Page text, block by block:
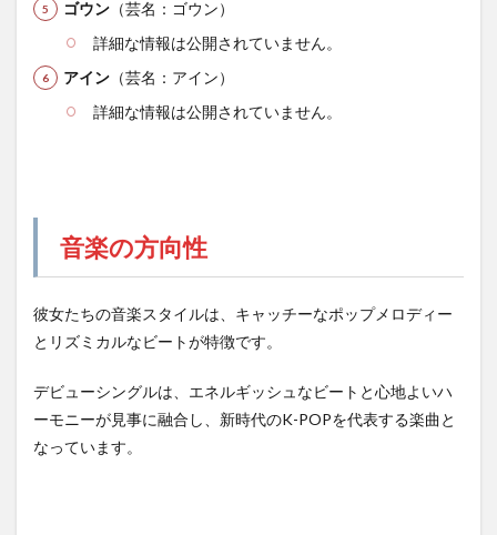
ゴウン （芸名：ゴウン）
詳細な情報は公開されていません。
アイン （芸名：アイン）
詳細な情報は公開されていません。
音楽の方向性
彼女たちの音楽スタイルは、キャッチーなポップメロディー
とリズミカルなビートが特徴です。
デビューシングルは、エネルギッシュなビートと心地よいハ
ーモニーが見事に融合し、新時代のK-POPを代表する楽曲と
なっています。